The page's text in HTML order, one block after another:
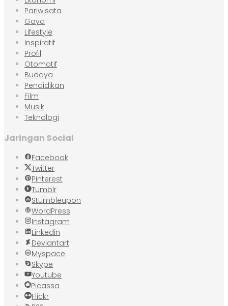
Pariwisata
Gaya
Lifestyle
Inspiratif
Profil
Otomotif
Budaya
Pendidikan
Film
Musik
Teknologi
Jaringan Social
Facebook
Twitter
Pinterest
Tumblr
Stumbleupon
WordPress
Instagram
Linkedin
Deviantart
Myspace
Skype
Youtube
Picassa
Flickr